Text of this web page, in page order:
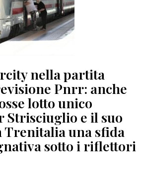
nella partita
Pnrr: anche
lotto unico
Strisciuglio e il suo
Trenitalia una sfida
sotto i riflettori